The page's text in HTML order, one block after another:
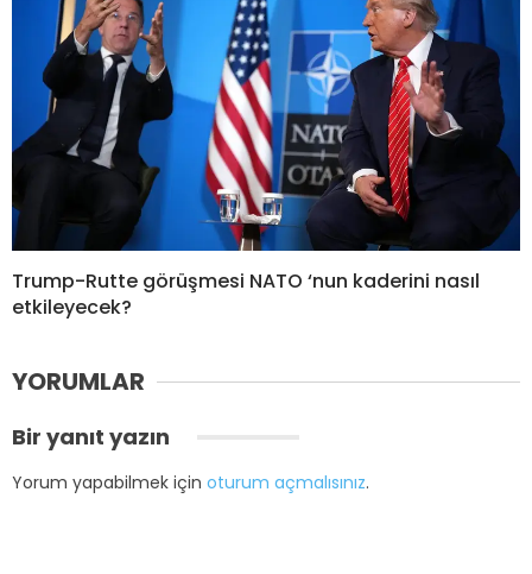
Trump-Rutte görüşmesi NATO ‘nun kaderini nasıl
etkileyecek?
YORUMLAR
Bir yanıt yazın
Yorum yapabilmek için oturum açmalısınız.